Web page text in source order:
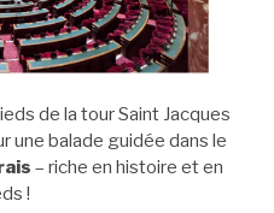
de la tour Saint Jacques
une balade guidée dans le
– riche en histoire et en
!